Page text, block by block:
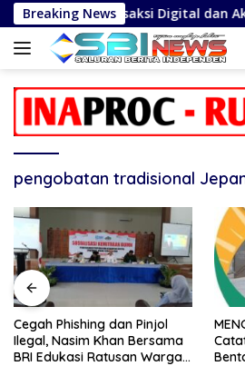
Langsung
ke
konten
Breaking News
Transaksi Digital dan Akses
pengobatan tradisional
Cegah Phishing dan Pinjol
Ilegal, Nasim Khan Bersama
BRI Edukasi Ratusan Warga